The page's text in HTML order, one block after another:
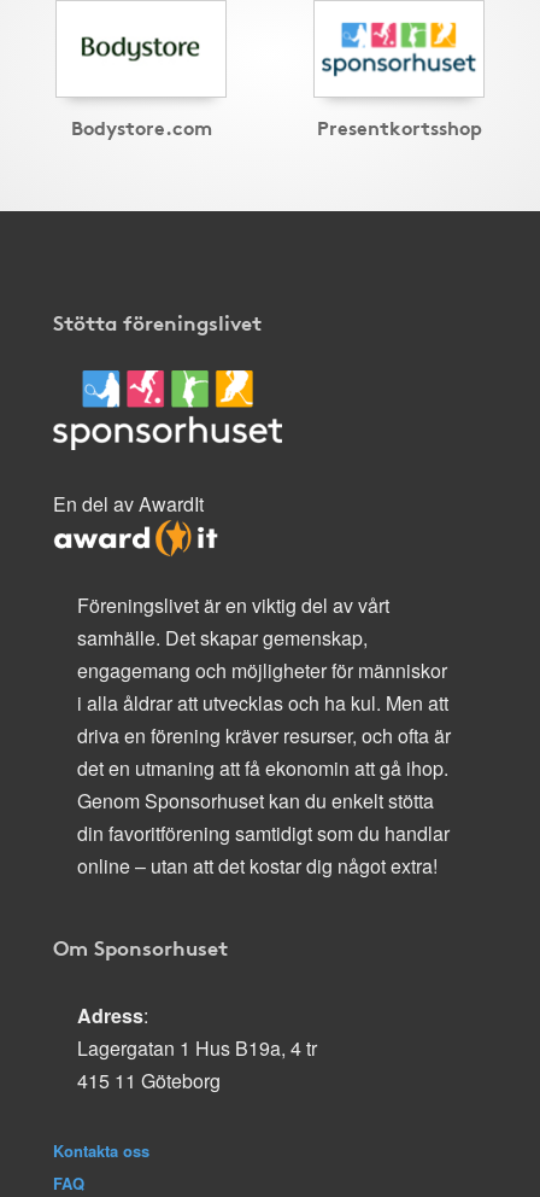
Bodystore.com Presentkortsshop
Stötta föreningslivet
En del av AwardIt
Föreningslivet är en viktig del av vårt
samhälle. Det skapar gemenskap,
engagemang och möjligheter för människor
i alla åldrar att utvecklas och ha kul. Men att
driva en förening kräver resurser, och ofta är
det en utmaning att få ekonomin att gå ihop.
Genom Sponsorhuset kan du enkelt stötta
din favoritförening samtidigt som du handlar
online – utan att det kostar dig något extra!
Om Sponsorhuset
Adress:
Lagergatan 1 Hus B19a, 4 tr
415 11 Göteborg
Kontakta oss
FAQ